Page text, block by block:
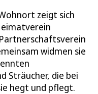
zeigt sich
widmen sie
Sträucher, die bei
hegt und pflegt.